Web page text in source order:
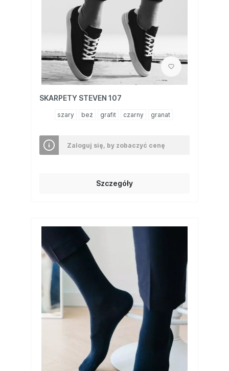
SKARPETY STEVEN 107
szary beż grafit czarny granat
Zaloguj się, by zobaczyć cenę
Szczegóły